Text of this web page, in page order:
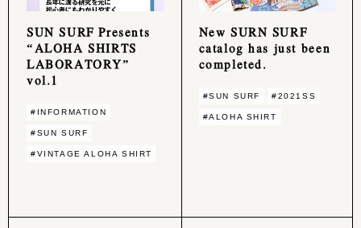
SUN SURF Presents
“ALOHA SHIRTS
LABORATORY”
vol.1
#INFORMATION
#SUN SURF
#VINTAGE ALOHA SHIRT
New SURN SURF
catalog has just been
completed.
#SUN SURF #2021SS
#ALOHA SHIRT